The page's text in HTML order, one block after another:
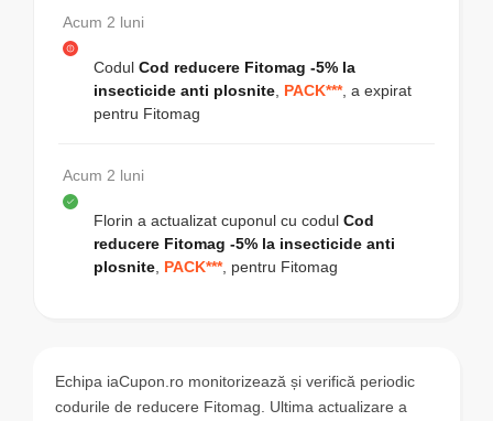
Acum 2 luni
Codul Cod reducere Fitomag -5% la
insecticide anti plosnite PACK***, a expirat
pentru Fitomag
Acum 2 luni
Florin a actualizat cuponul cu codul Cod
reducere Fitomag -5% la insecticide anti
plosnite PACK***, pentru Fitomag
Echipa iaCupon.ro monitorizează și verifică periodic
codurile de reducere Fitomag. Ultima actualizare a